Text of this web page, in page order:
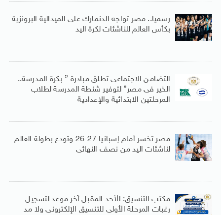
رسميا.. مصر تواجه الدنمارك على الميدالية البرونزية
بكأس العالم للناشئات لكرة اليد
التضامن الاجتماعى تطلق مبادرة ” بكرة المدرسة..
الخير فى مصر” لتوفير شنطة المدرسة لطلاب
المرحلتين الابتدائية والإعدادية
مصر تخسر أمام إسبانيا 27-26 وتودع بطولة العالم
لناشئات اليد من نصف النهائى
مكتب التنسيق: الأحد المقبل آخر موعد لتسجيل
رغبات المرحلة الأولى للتنسيق الإلكترونى ولا مد